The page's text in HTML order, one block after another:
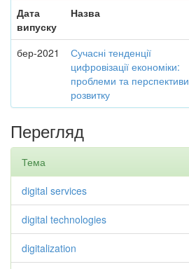
Дата
випуску
Назва
бер-2021
Сучасні тенденції
цифровізації економіки:
проблеми та перспективи
розвитку
Перегляд
Тема
digital services
digital technologies
digitalization